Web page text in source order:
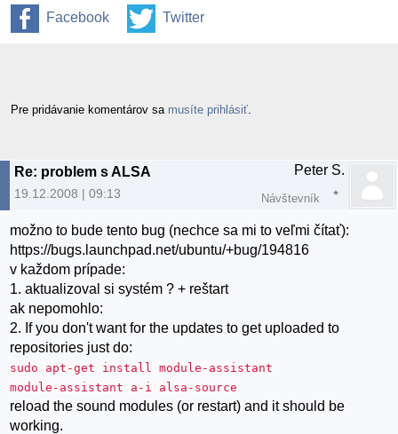
Facebook Twitter
Pre pridávanie komentárov sa musíte prihlásiť
Re: problem s ALSA
19.12.2008 | 09:13
Peter S.
Návštevník
možno to bude tento bug (nechce sa mi to veľmi čítať):
https://bugs.launchpad.net/ubuntu/+bug/194816
v každom prípade:
1. aktualizoval si systém ? + reštart
ak nepomohlo:
2. If you don't want for the updates to get uploaded to
repositories just do:
sudo apt-get install module-assistant
module-assistant a-i alsa-source
reload the sound modules (or restart) and it should be
working.